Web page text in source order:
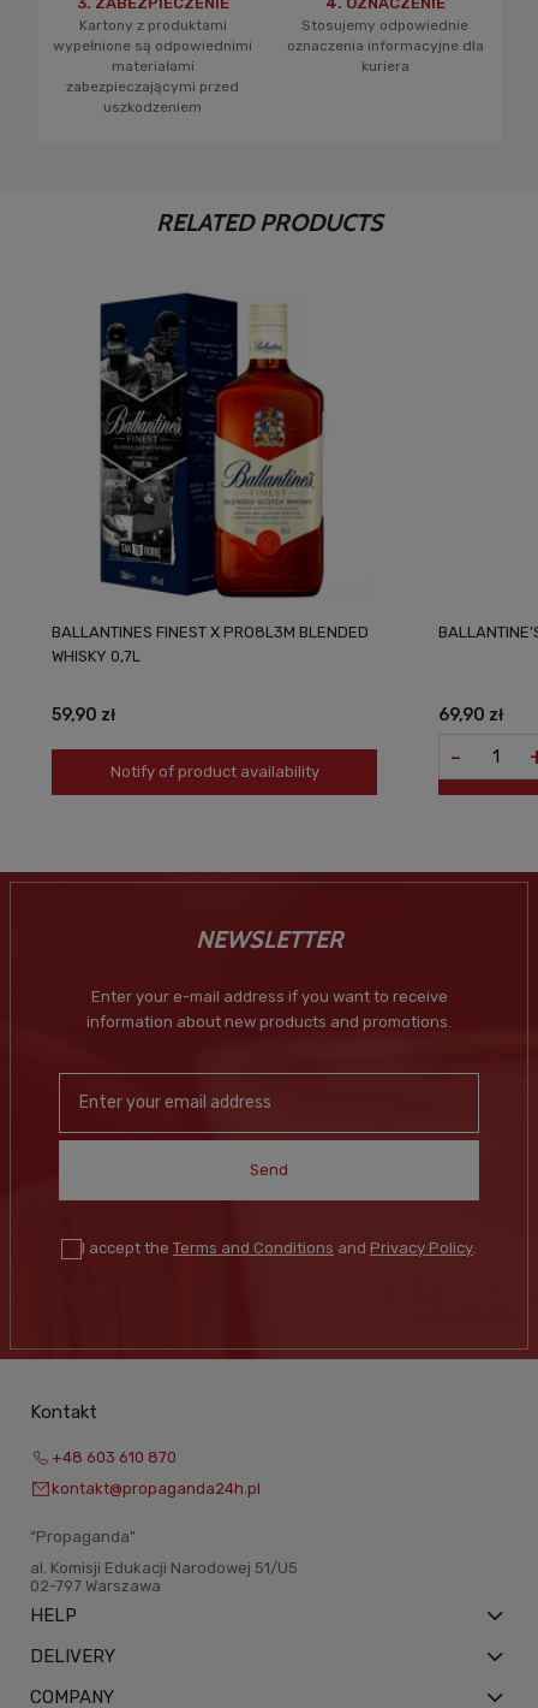
Kartony z produktami
wypełnione są odpowiednimi
materiałami
zabezpieczającymi przed
uszkodzeniem
Stosujemy odpowiednie
oznaczenia informacyjne dla
kuriera
RELATED PRODUCTS
BALLANTINES FINEST X PRO8L3M BLENDED
WHISKY 0,7L
59,90 zł
Notify of product availability
69,90 zł
-
NEWSLETTER
Enter your e-mail address if you want to receive
information about new products and promotions.
Send
I accept the Terms and Conditions and Privacy Policy
Kontakt
+48 603 610 870
kontakt@propaganda24h.pl
“Propaganda"
al. Komisji Edukacji Narodowej 51/U5
02-797 Warszawa
HELP
DELIVERY
COMPANY